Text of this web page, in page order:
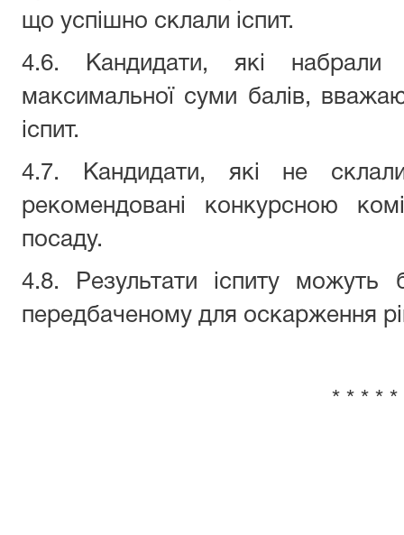
що успішно склали іспит.
4.6. Кандидати, які набрали
максимальної суми балів,
іспит.
4.7. Кандидати, які не
рекомендовані конкурсною
посаду.
4.8. Результати іспиту можуть
передбаченому для оскарження
* * * * *